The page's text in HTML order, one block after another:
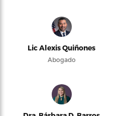
Lic Alexis Quiñones
Abogado